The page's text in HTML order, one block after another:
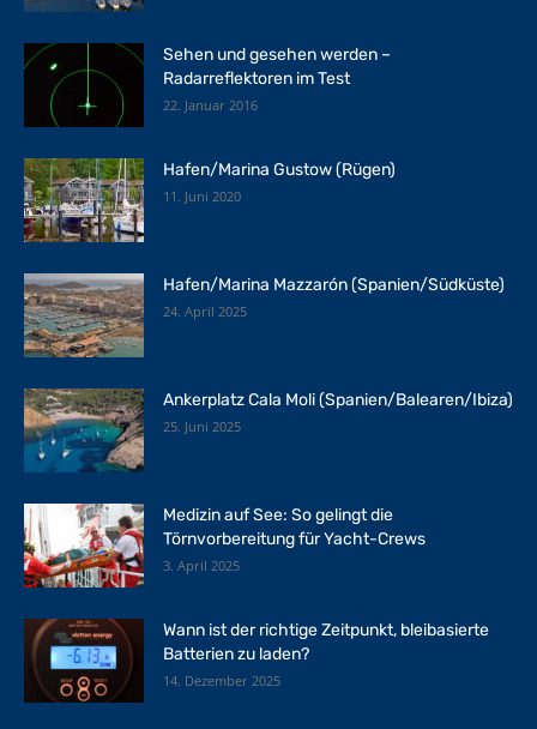
Sehen und gesehen werden –
Radarreflektoren im Test
22. Januar 2016
Hafen/Marina Gustow (Rügen)
11. Juni 2020
Hafen/Marina Mazzarón (Spanien/Südküste)
24. April 2025
Ankerplatz Cala Moli (Spanien/Balearen/Ibiza)
25. Juni 2025
Medizin auf See: So gelingt die
Törnvorbereitung für Yacht-Crews
3. April 2025
Wann ist der richtige Zeitpunkt, bleibasierte
Batterien zu laden?
14. Dezember 2025